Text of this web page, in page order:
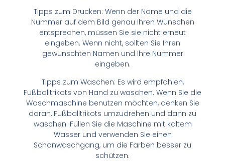
Tipps zum Drucken: Wenn der Name und die
Nummer auf dem Bild genau Ihren Wünschen
entsprechen, müssen Sie sie nicht erneut
eingeben. Wenn nicht, sollten Sie Ihren
gewünschten Namen und Ihre Nummer
eingeben.
Tipps zum Waschen: Es wird empfohlen,
Fußballtrikots von Hand zu waschen. Wenn Sie die
Waschmaschine benutzen möchten, denken Sie
daran, Fußballtrikots umzudrehen und dann zu
waschen. Füllen Sie die Maschine mit kaltem
Wasser und verwenden Sie einen
Schonwaschgang, um die Farben besser zu
schützen.